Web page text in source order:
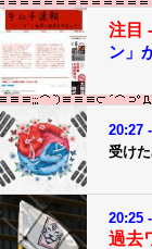
注目 -
ン」
20:27 -
受けた
20:25 -
過去